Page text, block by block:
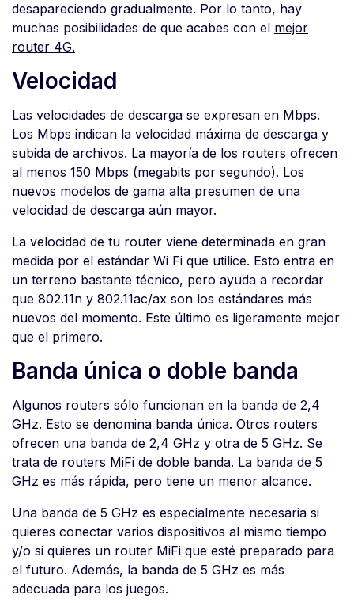
desapareciendo gradualmente. Por lo tanto, hay
muchas posibilidades de que acabes con el mejor
router 4G.
Velocidad
Las velocidades de descarga se expresan en Mbps.
Los Mbps indican la velocidad máxima de descarga y
subida de archivos. La mayoría de los routers ofrecen
al menos 150 Mbps (megabits por segundo). Los
nuevos modelos de gama alta presumen de una
velocidad de descarga aún mayor.
La velocidad de tu router viene determinada en gran
medida por el estándar Wi Fi que utilice. Esto entra en
un terreno bastante técnico, pero ayuda a recordar
que 802.11n y 802.11ac/ax son los estándares más
nuevos del momento. Este último es ligeramente mejor
que el primero.
Banda única o doble banda
Algunos routers sólo funcionan en la banda de 2,4
GHz. Esto se denomina banda única. Otros routers
ofrecen una banda de 2,4 GHz y otra de 5 GHz. Se
trata de routers MiFi de doble banda. La banda de 5
GHz es más rápida, pero tiene un menor alcance.
Una banda de 5 GHz es especialmente necesaria si
quieres conectar varios dispositivos al mismo tiempo
y/o si quieres un router MiFi que esté preparado para
el futuro. Además, la banda de 5 GHz es más
adecuada para los juegos.